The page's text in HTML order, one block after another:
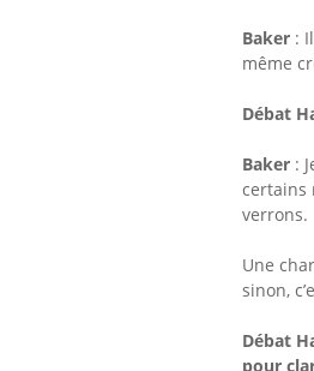
Baker :
même
Débat
Baker :
certains
verrons.
Une
sinon,
Débat
pour